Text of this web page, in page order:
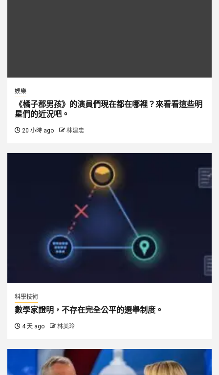
娛樂
《橘子郡男孩》的演員們現在都在哪裡？來看看這些明
星們的近況吧。
20 小時 ago 林建忠
科學技術
數學家證明，不存在完全公平的選舉制度。
4 天 ago 林美玲